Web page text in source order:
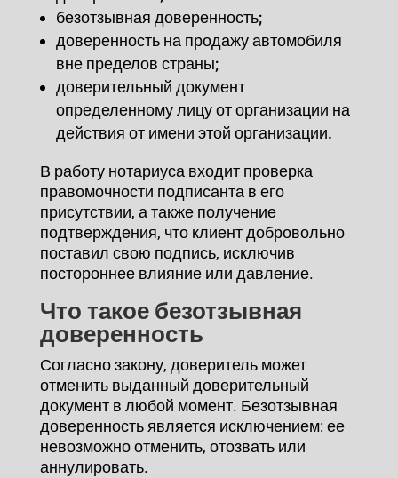
безотзывная доверенность;
доверенность на продажу автомобиля
вне пределов страны;
доверительный документ
определенному лицу от организации на
действия от имени этой организации.
В работу нотариуса входит проверка
правомочности подписанта в его
присутствии, а также получение
подтверждения, что клиент добровольно
поставил свою подпись, исключив
постороннее влияние или давление.
Что такое безотзывная
доверенность
Согласно закону, доверитель может
отменить выданный доверительный
документ в любой момент. Безотзывная
доверенность является исключением: ее
невозможно отменить, отозвать или
аннулировать.